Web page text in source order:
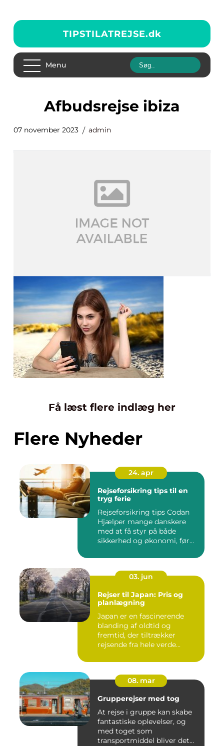
TIPSTILATREJSE.dk
Menu
afbudsrejse ibiza
07 november 2023 admin
Få læst flere indlæg her
Flere Nyheder
24. apr
Rejseforsikring tips til en
tryg ferie
Rejseforsikring tips Codan
Hjælper mange danskere
med at få styr på både
sikkerhed og økonomi, før
03. jun
Rejser til Japan: Pris og
planlægning
Japan er en fascinerende
blanding af oldtid og
fremtid, der tiltrækker
rejsende fra hele verde...
08. mar
Grupperejser med tog
At rejse i gruppe kan skabe
fantastiske oplevelser, og
med toget som
transportmiddel bliver det